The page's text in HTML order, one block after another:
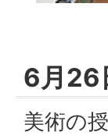
6月26
美術の